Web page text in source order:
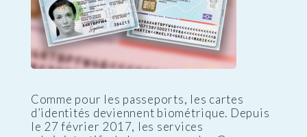
Comme pour les passeports, les cartes
d’identités deviennent biométrique. Depuis
le 27 février 2017, les services